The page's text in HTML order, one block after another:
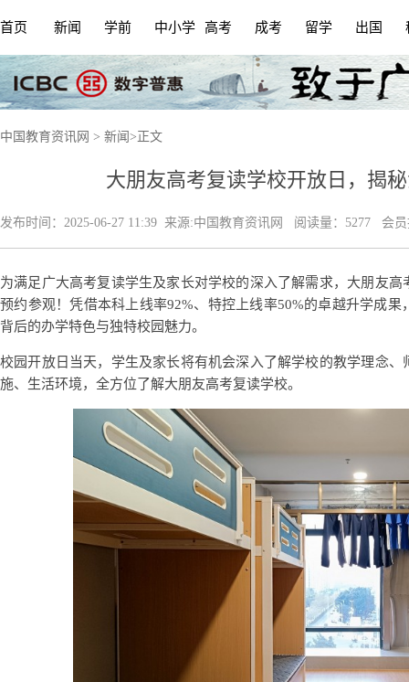
首页 新闻 学前 中小学 高考 成考 留学 出国
中国教育资讯网 > 新闻 > 正文
大朋友高考复读学校开放日，揭
发布时间： 2025-06-27 11:39 来源:中国教育资讯网 阅读量：5277 会员
为满足广大高考复读学生及家长对学校的深入了解需求，大朋友
预约参观！凭借本科上线率92%、特控上线率50%的卓越升学成
背后的办学特色与独特校园魅力。
校园开放日当天，学生及家长将有机会深入了解学校的教学理念
施、生活环境，全方位了解大朋友高考复读学校。